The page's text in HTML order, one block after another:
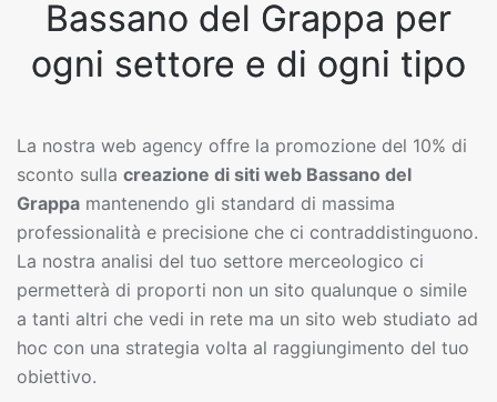
Bassano del Grappa per
ogni settore e di ogni tipo
La nostra web agency offre la promozione del 10% di
sconto sulla creazione di siti web Bassano del
Grappa mantenendo gli standard di massima
professionalità e precisione che ci contraddistinguono.
La nostra analisi del tuo settore merceologico ci
permetterà di proporti non un sito qualunque o simile
a tanti altri che vedi in rete ma un sito web studiato ad
hoc con una strategia volta al raggiungimento del tuo
obiettivo.